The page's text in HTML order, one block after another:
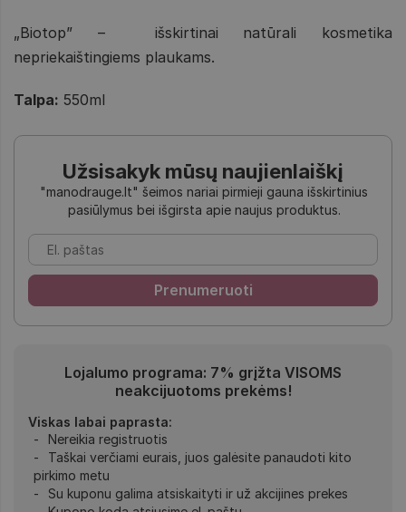
„Biotop” – išskirtinai natūrali kosmetika
nepriekaištingiems plaukams.
Talpa: 550ml
Užsisakyk mūsų naujienlaiškį
"manodrauge.lt" šeimos nariai pirmieji gauna išskirtinius
pasiūlymus bei išgirsta apie naujus produktus.
Lojalumo programa: 7% grįžta VISOMS
neakcijuotoms prekėms!
Viskas labai paprasta:
Nereikia registruotis
Taškai verčiami eurais, juos galėsite panaudoti kito
pirkimo metu
Su kuponu galima atsiskaityti ir už akcijines prekes